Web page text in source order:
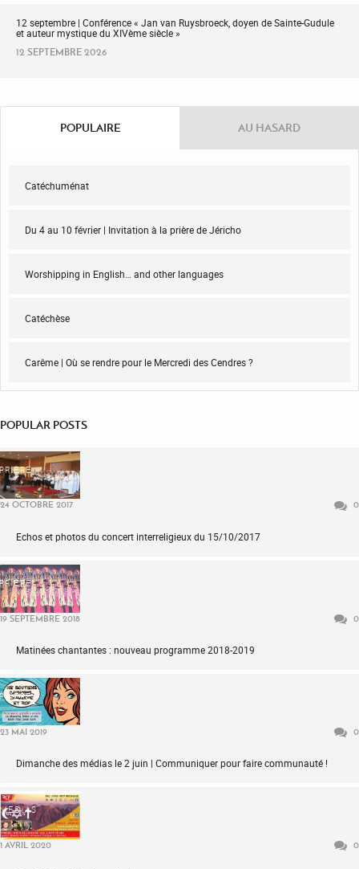
12 septembre | Conférence « Jan van Ruysbroeck, doyen de Sainte-Gudule
et auteur mystique du XIVème siècle »
12 SEPTEMBRE 2026
POPULAIRE AU HASARD
Catéchuménat
Du 4 au 10 février | Invitation à la prière de Jéricho
Worshipping in English… and other languages
Catéchèse
Carême | Où se rendre pour le Mercredi des Cendres ?
POPULAR POSTS
PRIÈRE
24 OCTOBRE 2017 0
Echos et photos du concert interreligieux du 15/10/2017
PRIÈRE
19 SEPTEMBRE 2018 0
Matinées chantantes : nouveau programme 2018-2019
PRIÈRE
23 MAI 2019 0
Dimanche des médias le 2 juin | Communiquer pour faire communauté !
MÉDIAS
1 AVRIL 2020 0